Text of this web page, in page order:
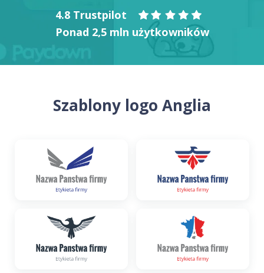
4.8 Trustpilot
Ponad 2,5 mln użytkowników
Szablony logo Anglia